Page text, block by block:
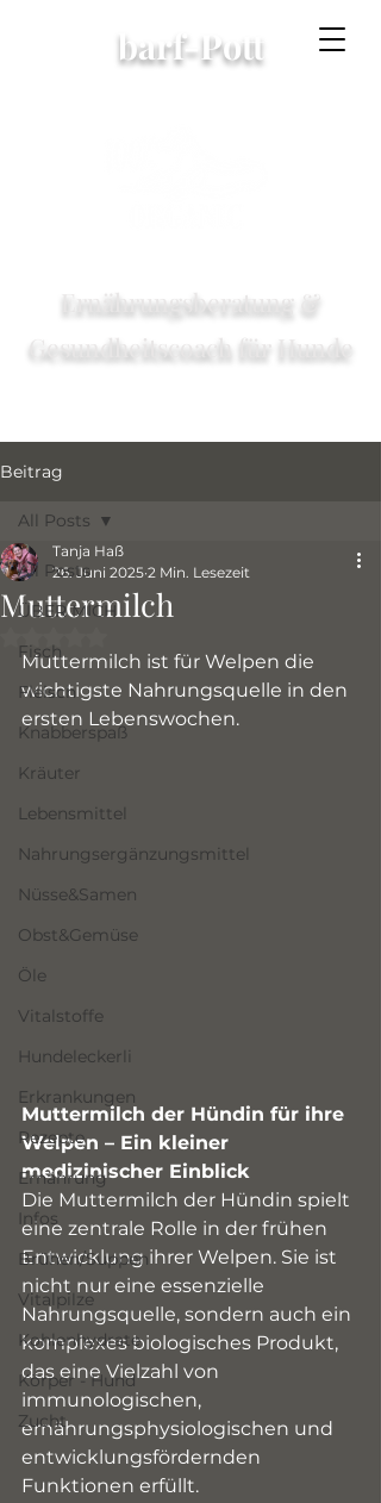
barf-Pott
Ernährungsberatung &
Gesundheitscoach für Hunde
Beitrag
All Posts
ÜBER MICH
Fisch
Fleisch
Knabberspaß
Kräuter
Lebensmittel
Nahrungsergänzungsmittel
Nüsse&Samen
Obst&Gemüse
Öle
Vitalstoffe
Hundeleckerli
Erkrankungen
Rezepte
Ernährung
Infos
Brühen/Suppen
Vitalpilze
Kohlenhydrate
Körper - Hund
Zucht
All Posts
Muttermilch
Tanja Haß
26. Juni 2025 2 Min. Lesezeit
Muttermilch ist für Welpen die
wichtigste Nahrungsquelle in den
ersten Lebenswochen.
Muttermilch der Hündin für ihre
Welpen – Ein kleiner
medizinischer Einblick
Die Muttermilch der Hündin spielt
eine zentrale Rolle in der frühen
Entwicklung ihrer Welpen. Sie ist
nicht nur eine essenzielle
Nahrungsquelle, sondern auch ein
komplexes biologisches Produkt,
das eine Vielzahl von
immunologischen,
ernährungsphysiologischen und
entwicklungsfördernden
Funktionen erfüllt.